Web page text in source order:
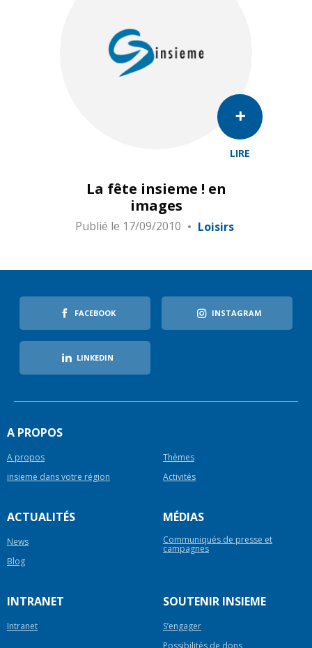
LIRE
La fête insieme ! en
images
Publié le 17/09/2010 Loisirs
FACEBOOK INSTAGRAM
LINKEDIN
A PROPOS
A propos
Thèmes
insieme dans votre région
Activités
ACTUALITÉS
News
Blog
MÉDIAS
Communiqués de presse et
campagnes
INTRANET
Intranet
SOUTENIR INSIEME
S’engager
Possibilités de dons